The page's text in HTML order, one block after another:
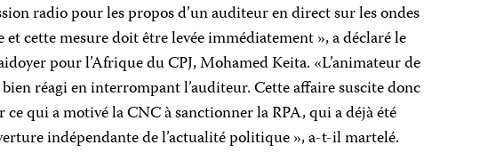
radio pour les propos d’un auditeur en direct sur les ondes
cette mesure doit être levée immédiatement », a déclaré le
pour l’Afrique du CPJ, Mohamed Keita. «L’animateur de
réagi en interrompant l’auditeur. Cette affaire suscite donc
qui a motivé la CNC à sanctionner la RPA, qui a déjà été
indépendante de l’actualité politique », a-t-il martelé.